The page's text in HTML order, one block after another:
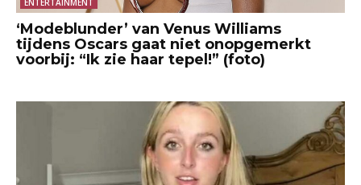
‘Modeblunder’ van Venus Williams
tijdens Oscars gaat niet onopgemerkt
voorbij: “Ik zie haar tepel!” (foto)